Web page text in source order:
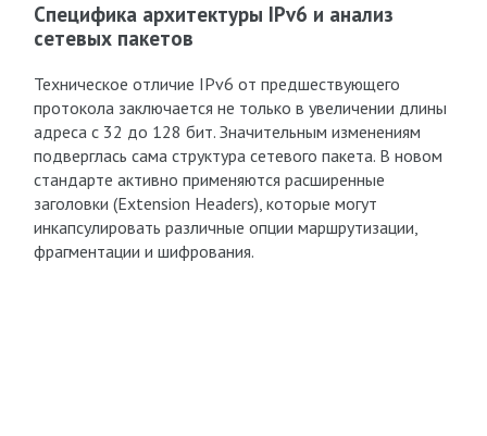
Специфика архитектуры IPv6 и анализ
сетевых пакетов
Техническое отличие IPv6 от предшествующего
протокола заключается не только в увеличении длины
адреса с 32 до 128 бит. Значительным изменениям
подверглась сама структура сетевого пакета. В новом
стандарте активно применяются расширенные
заголовки (Extension Headers), которые могут
инкапсулировать различные опции маршрутизации,
фрагментации и шифрования.